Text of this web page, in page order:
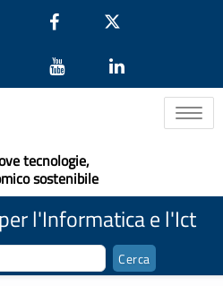
Toggle
tecnologie,
sostenibile
l'Informatica e l'Ict